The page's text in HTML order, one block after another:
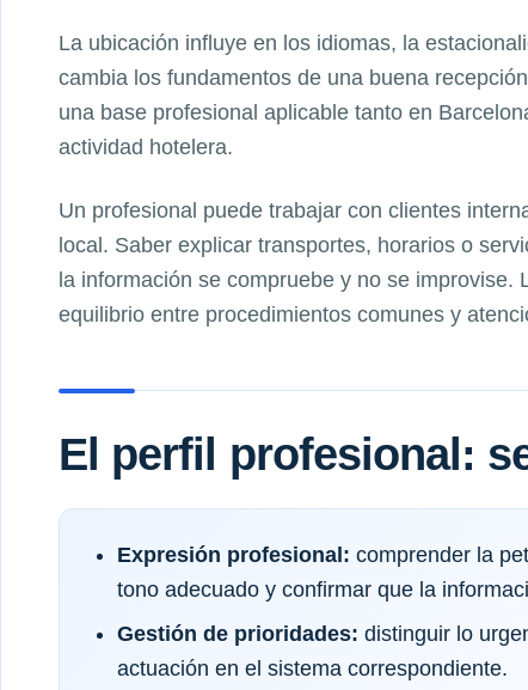
La ubicación influye en los idiomas, la
cambia los fundamentos de una buena
una base profesional aplicable tanto en
actividad hotelera.
Un profesional puede trabajar con clientes
local. Saber explicar transportes, horarios o
la información se compruebe y no se improvise.
equilibrio entre procedimientos comunes y
El perfil profesional:
Expresión profesional: comprender la
tono adecuado y confirmar que la
Gestión de prioridades: distinguir lo
actuación en el sistema correspondiente.